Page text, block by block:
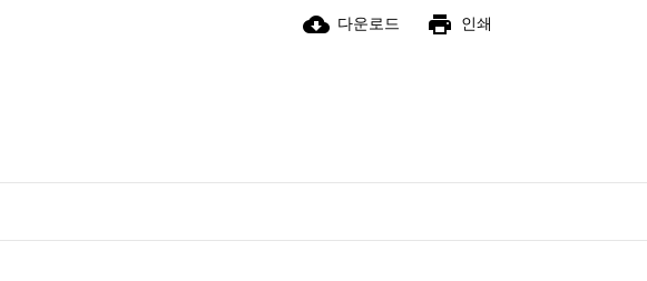
cloud_download 다운로드 print 인쇄